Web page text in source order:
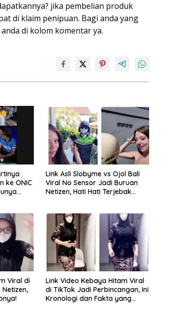
jika pembelian produk
di klaim penipuan. Bagi anda yang
di kolom komentar ya.
ke ONIC
Link Asli Slobyme vs Ojol Bali
Viral No Sensor Jadi Buruan
Netizen, Hati Hati Terjebak
Viral di
Link Video Kebaya Hitam Viral
di TikTok Jadi Perbincangan, Ini
Kronologi dan Fakta yang